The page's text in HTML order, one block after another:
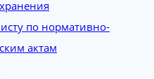
по нормативно-
актам